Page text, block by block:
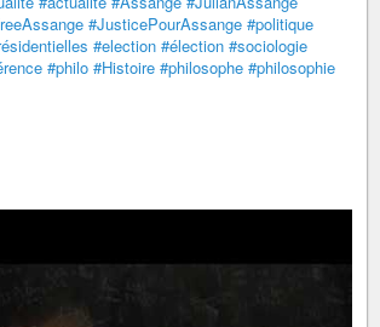
#JusticePourAssange #politique
#election #élection #sociologie
#philo #Histoire #philosophe #philosophie